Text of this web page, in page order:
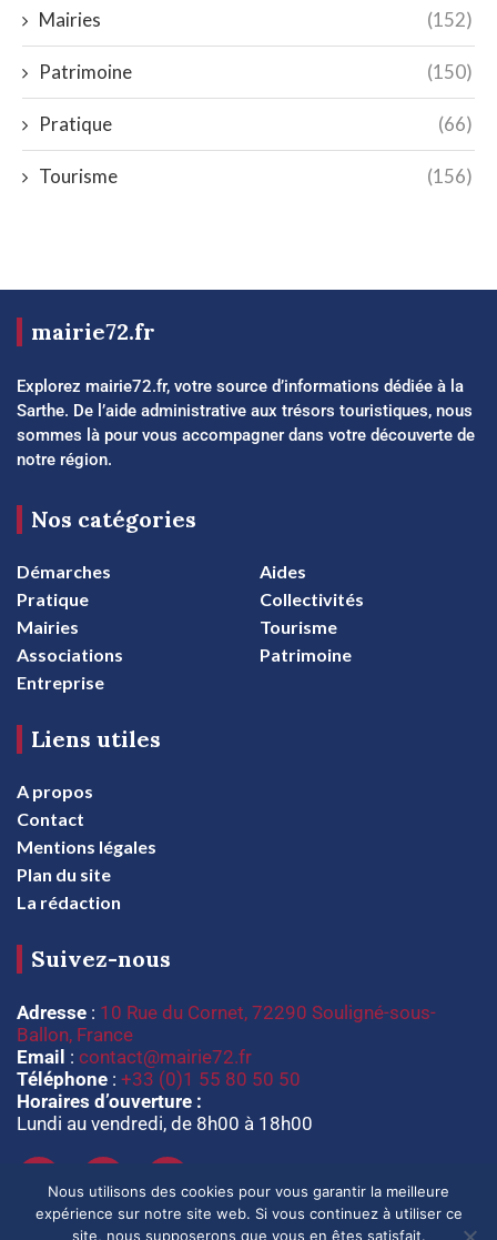
Mairies (152)
Patrimoine (150)
Pratique (66)
Tourisme (156)
mairie72.fr
Explorez mairie72.fr, votre source d’informations dédiée à la
Sarthe. De l’aide administrative aux trésors touristiques, nous
sommes là pour vous accompagner dans votre découverte de
notre région.
Nos catégories
Démarches
Aides
Pratique
Collectivités
Mairies
Tourisme
Associations
Patrimoine
Entreprise
Liens utiles
A propos
Contact
Mentions légales
Plan du site
La rédaction
Suivez-nous
Adresse : 10 Rue du Cornet, 72290 Souligné-sous-
Ballon, France
Email : contact@mairie72.fr
Téléphone : +33 (0)1 55 80 50 50
Horaires d’ouverture :
Lundi au vendredi, de 8h00 à 18h00
Nous utilisons des cookies pour vous garantir la meilleure
expérience sur notre site web. Si vous continuez à utiliser ce
site, nous supposerons que vous en êtes satisfait.